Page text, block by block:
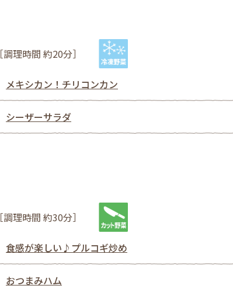
［調理時間 約20分］
メキシカン！チリコンカン
シーザーサラダ
［調理時間 約30分］
食感が楽しい♪プルコギ炒め
おつまみハム